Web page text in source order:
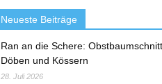
Neueste Beiträge
Ran an die Schere:
Döben und Kössern
28. Juli 2026